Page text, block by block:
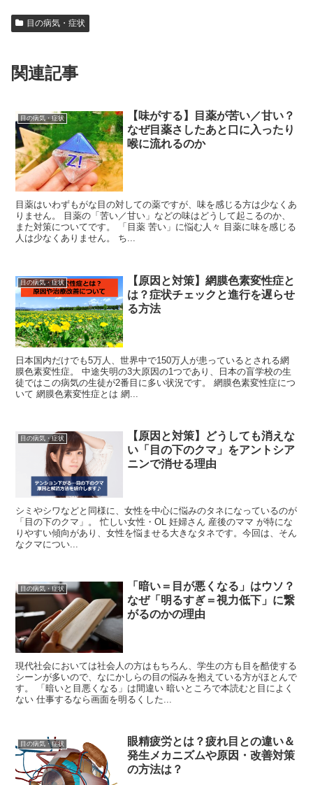
目の病気・症状
関連記事
目の病気・症状
【味がする】目薬が苦い／甘い？
なぜ目薬さしたあと口に入ったり
喉に流れるのか
目薬はいわずもがな目の対しての薬ですが、味を感じる方は少なくあ
りません。 目薬の「苦い／甘い」などの味はどうして起こるのか、
また対策についてです。 「目薬 苦い」に悩む人々 目薬に味を感じる
人は少なくありません。 ち...
目の病気・症状
【原因と対策】網膜色素変性症と
は？症状チェックと進行を遅らせ
る方法
日本国内だけでも5万人、世界中で150万人が患っているとされる網
膜色素変性症。 中途失明の3大原因の1つであり、日本の盲学校の生
徒ではこの病気の生徒が2番目に多い状況です。 網膜色素変性症につ
いて 網膜色素変性症とは 網...
目の病気・症状
【原因と対策】どうしても消えな
い「目の下のクマ」をアントシア
ニンで消せる理由
シミやシワなどと同様に、女性を中心に悩みのタネになっているのが
「目の下のクマ」。 忙しい女性・OL 妊婦さん 産後のママ が特にな
りやすい傾向があり、女性を悩ませる大きなタネです。今回は、そん
なクマについ...
目の病気・症状
「暗い＝目が悪くなる」はウソ？
なぜ「明るすぎ＝視力低下」に繋
がるのかの理由
現代社会においては社会人の方はもちろん、学生の方も目を酷使する
シーンが多いので、なにかしらの目の悩みを抱えている方がほとんで
す。 「暗いと目悪くなる」は間違い 暗いところで本読むと目によく
ない 仕事するなら画面を明るくした...
目の病気・症状
眼精疲労とは？疲れ目との違い＆
発生メカニズムや原因・改善対策
の方法は？